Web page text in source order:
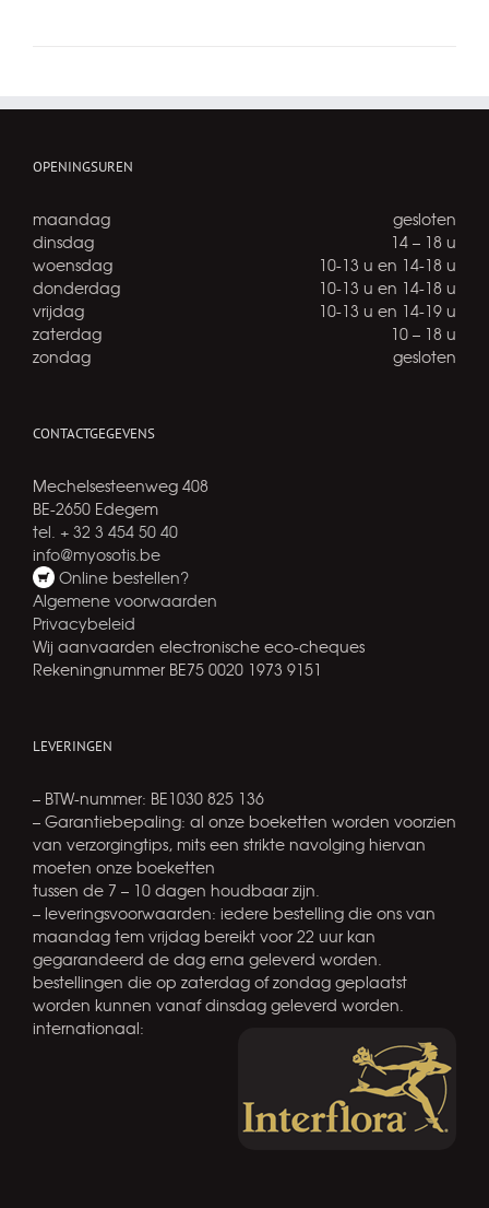
OPENINGSUREN
maandag
gesloten
dinsdag
14 – 18 u
woensdag
10-13 u en 14-18 u
donderdag
10-13 u en 14-18 u
vrijdag
10-13 u en 14-19 u
zaterdag
10 – 18 u
zondag
gesloten
CONTACTGEGEVENS
Mechelsesteenweg 408
BE-2650 Edegem
tel. + 32 3 454 50 40
info@myosotis.be
Online bestellen?
Algemene voorwaarden
Privacybeleid
Wij aanvaarden electronische eco-cheques
Rekeningnummer BE75 0020 1973 9151
LEVERINGEN
– BTW-nummer: BE1030 825 136
– Garantiebepaling: al onze boeketten worden voorzien
van verzorgingtips, mits een strikte navolging hiervan
moeten onze boeketten
tussen de 7 – 10 dagen houdbaar zijn.
– leveringsvoorwaarden: iedere bestelling die ons van
maandag tem vrijdag bereikt voor 22 uur kan
gegarandeerd de dag erna geleverd worden.
bestellingen die op zaterdag of zondag geplaatst
worden kunnen vanaf dinsdag geleverd worden.
internationaal: